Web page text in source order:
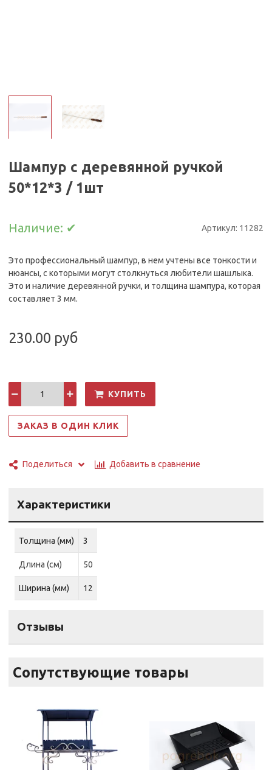
Шампур с деревянной ручкой
50*12*3 / 1шт
Наличие: ✔ Артикул: 11282
Это профессиональный шампур, в нем учтены все тонкости и
нюансы, с которыми могут столкнуться любители шашлыка.
Это и наличие деревянной ручки, и толщина шампура, которая
составляет 3 мм.
230.00 руб
КУПИТЬ
ЗАКАЗ В ОДИН КЛИК
Поделиться Добавить в сравнение
Характеристики
Толщина (мм) 3
Длина (см) 50
Ширина (мм) 12
Отзывы
Сопутствующие товары